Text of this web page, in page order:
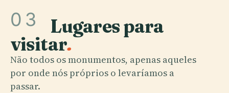
03 Lugares para
visitar.
Não todos os monumentos, apenas aqueles
por onde nós próprios o levaríamos a
passar.